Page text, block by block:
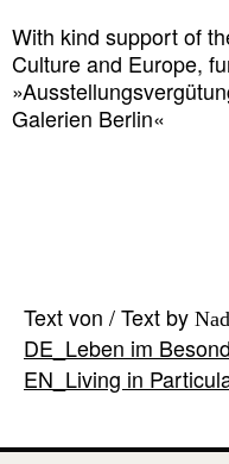
With kind support of
Culture and Europe,
Galerien Berlin«
Text von / Text by
EN_Living in